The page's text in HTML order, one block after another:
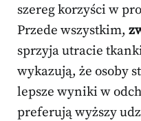
szereg korzyści w
Przede wszystkim,
sprzyja utracie
wykazują, że osoby
lepsze wyniki w
preferują wyższy